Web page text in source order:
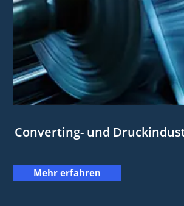
Converting- und
Mehr erfahren